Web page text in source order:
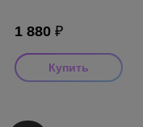
1 880 ₽